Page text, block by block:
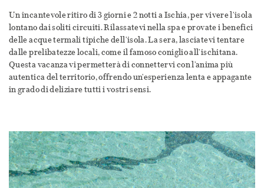
Un incantevole ritiro di 3 giorni e 2 notti a Ischia, per vivere l'isola
lontano dai soliti circuiti. Rilassatevi nella spa e provate i benefici
delle acque termali tipiche dell'isola. La sera, lasciatevi tentare
dalle prelibatezze locali, come il famoso coniglio all'ischitana.
Questa vacanza vi permetterà di connettervi con l'anima più
autentica del territorio, offrendo un'esperienza lenta e appagante
in grado di deliziare tutti i vostri sensi.